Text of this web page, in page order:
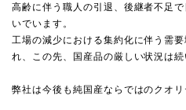
高齢に伴う職人の引退、後継者不足
いでいます。
工場の減少における集約化に伴う需
れ、この先、国産品の厳しい状況は続
弊社は今後も純国産ならではのクオ